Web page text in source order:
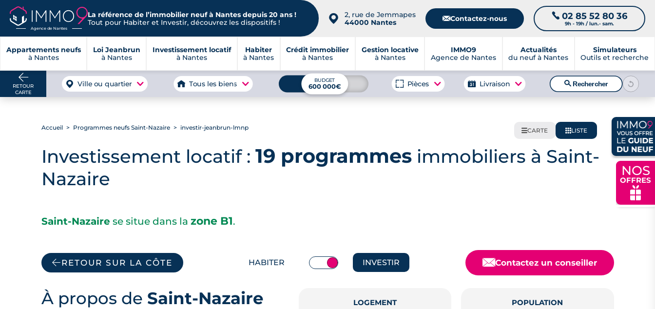
Agence de Nantes
La référence de l’immobilier neuf à Nantes depuis 20 ans !
Tout pour Habiter et Investir, découvrez les dispositifs !
📍
2, rue de Jemmapes
44000 Nantes
📧Contactez-nous 📞 02 85 52 80 36
9h - 19h / lun.- sam.
Appartements neufs
à Nantes
Loi Jeanbrun
à Nantes
Investissement locatif
à Nantes
Habiter
à Nantes
Crédit immobilier
à Nantes
Gestion locative
à Nantes
IMMO9
Agence de Nantes
Actualités
du neuf à Nantes
Simulateurs
Outils et recherche
NOS
OFFRES
🎁
RETOUR
CARTE
Ville ou quartier Tous les biens BUDGET
600 000€ Pièces Livraison 🔍Rechercher
🌍CARTE 📋LISTE
Accueil Programmes neufs Saint-Nazaire investir-jeanbrun-lmnp
Investissement locatif : 19 programmesimmobiliers à Saint-
Nazaire
Saint-Nazaire se situe dans la zone B1.
RETOUR SUR LA CÔTE HABITER INVESTIR 📧Contactez un conseiller
À propos de Saint-Nazaire LOGEMENT POPULATION